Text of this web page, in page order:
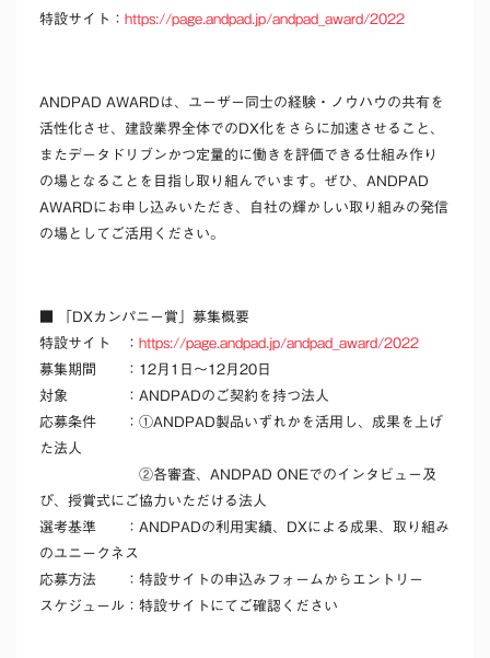
特設サイト： https://page.andpad.jp/andpad_award/2022
ANDPAD AWARDは、ユーザー同士の経験・ノウハウの共有を
活性化させ、建設業界全体でのDX化をさらに加速させること、
またデータドリブンかつ定量的に働きを評価できる仕組み作り
の場となることを目指し取り組んでいます。ぜひ、ANDPAD
AWARDにお申し込みいただき、自社の輝かしい取り組みの発信
の場としてご活用ください。
■ 「DXカンパニー賞」募集概要
特設サイト ： https://page.andpad.jp/andpad_award/2022
募集期間 ： 12月1日〜12月20日
対象 ：ANDPADのご契約を持つ法人
応募条件 ： ①ANDPAD製品いずれかを活用し、成果を上げ
た法人
②各審査、ANDPAD ONEでのインタビュー及
び、授賞式にご協力いただける法人
選考基準 ：ANDPADの利用実績、DXによる成果、取り組み
のユニークネス
応募方法 ： 特設サイトの申込みフォームからエントリー
スケジュール：特設サイトにてご確認ください